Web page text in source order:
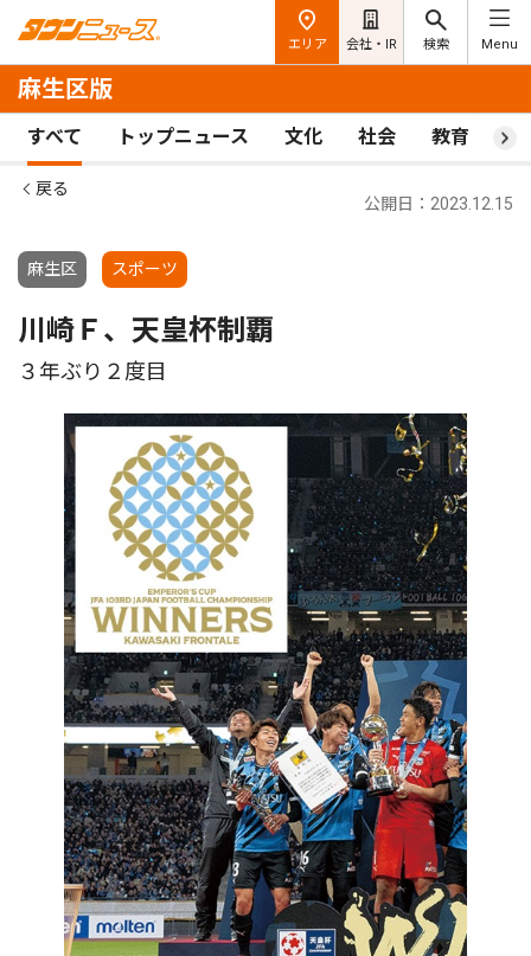
エリア 会社・IR 検索 Menu
麻生区版
すべて トップニュース 文化 社会 教育 ス
戻る
麻生区 スポーツ
公開日：2023.12.15
川崎Ｆ、天皇杯制覇
３年ぶり２度目